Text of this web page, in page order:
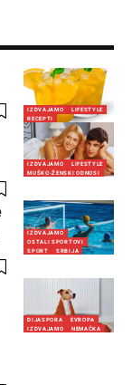
IZDVAJAMO
LIFESTYLE
RECEPTI
IZDVAJAMO
LIFESTYLE
MUŠKO-ŽENSKI ODNOSI
IZDVAJAMO
OSTALI SPORTOVI
SPORT
SRBIJA
DIJASPORA
EVROPA
IZDVAJAMO
NEMAČKA